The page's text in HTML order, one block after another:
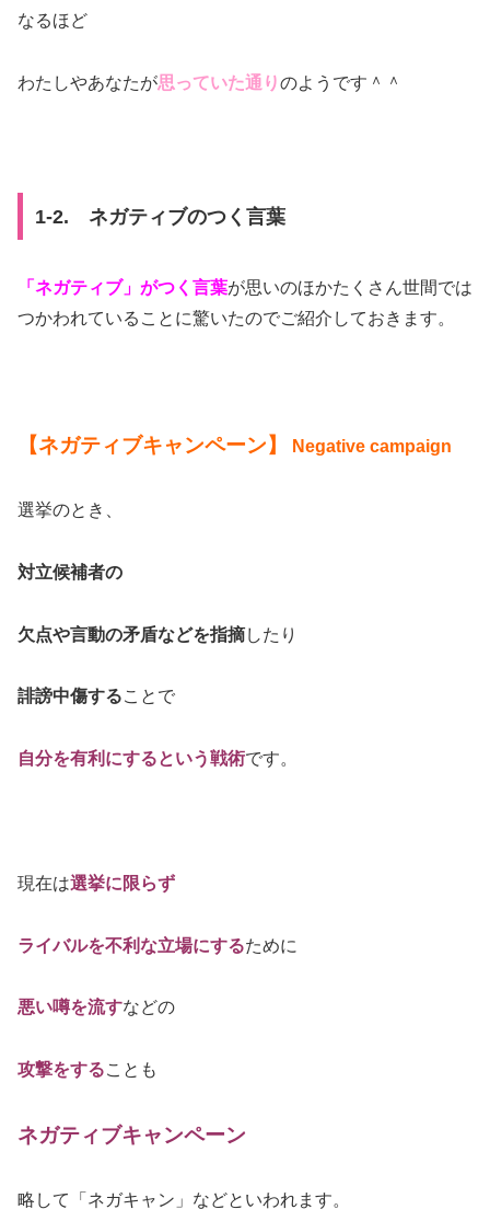
なるほど
わたしやあなたが思っていた通りのようです＾＾
1-2. ネガティブのつく言葉
「ネガティブ」がつく言葉が思いのほかたくさん世間では
つかわれていることに驚いたのでご紹介しておきます。
【ネガティブキャンペーン】 Negative campaign
選挙のとき、
対立候補者の
欠点や言動の矛盾などを指摘したり
誹謗中傷することで
自分を有利にするという戦術です。
現在は選挙に限らず
ライバルを不利な立場にするために
悪い噂を流すなどの
攻撃をすることも
ネガティブキャンペーン
略して「ネガキャン」などといわれます。